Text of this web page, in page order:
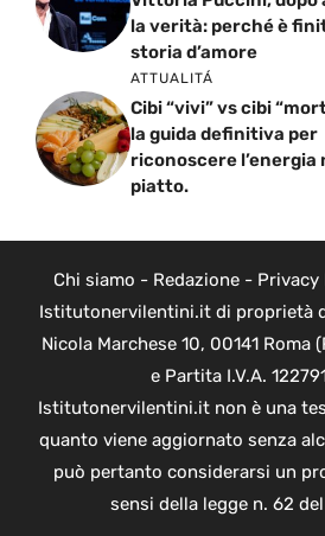
la verità: perché è
storia d’amore
ATTUALITÁ
Cibi “vivi” vs cibi
la guida definitiva per
riconoscere l’energia
piatto.
Chi siamo - Redazione- Privacy
Istitutonervilentini.it di proprietà
Nicola Marchese 10, 00141 Roma
e Partita I.V.A.
Istitutonervilentini.it non è una
quanto viene aggiornato senza
può pertanto considerarsi un
sensi della legge n. 62